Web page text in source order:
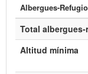
Albergues-
Total
Altitud mínima